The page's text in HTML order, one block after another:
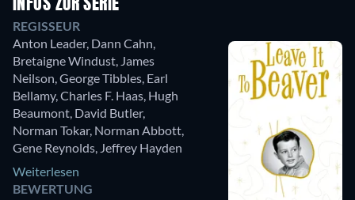
INFOS ZUR SERIE
REGISSEUR
Anton Leader, Dann Cahn,
Bretaigne Windust, James
Neilson,George Tibbles, Earl
Bellamy,Charles F. Haas, Hugh
Beaumont, David Butler,
Norman Tokar, Norman Abbott,
Gene Reynolds, Jeffrey Hayden
Weiterlesen
BEWERTUNG